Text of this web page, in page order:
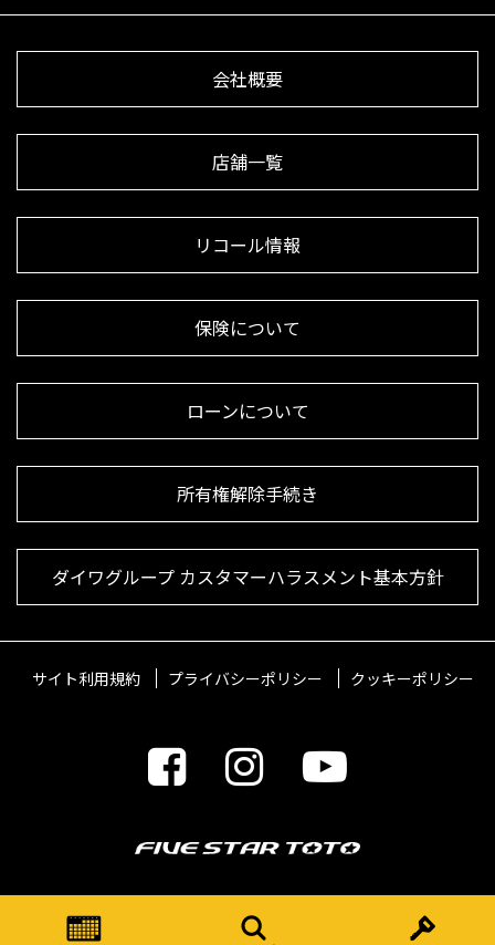
会社概要
店舗一覧
リコール情報
保険について
ローンについて
所有権解除手続き
ダイワグループ カスタマーハラスメント基本方針
サイト利用規約 プライバシーポリシー クッキーポリシー